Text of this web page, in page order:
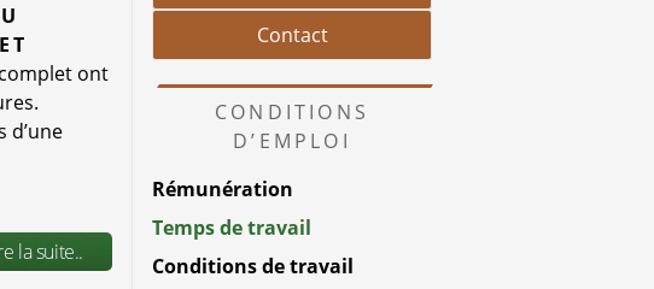
ont
d’une
la suite..
Contact
CONDITIONS
D’EMPLOI
Rémunération
Temps de travail
Conditions de travail